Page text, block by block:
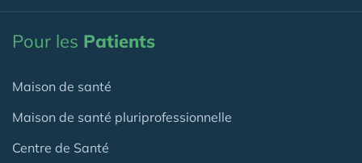
Pour les Patients
Maison de santé
Maison de santé pluriprofessionnelle
Centre de Santé